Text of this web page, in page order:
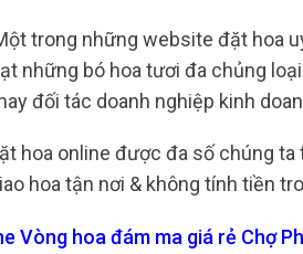
trong những website đặt hoa
những bó hoa tươi đa chủng
đối tác doanh nghiệp kinh
hoa online được đa số chúng
hoa tận nơi & không tính tiền
Vòng hoa đám ma giá rẻ Chợ